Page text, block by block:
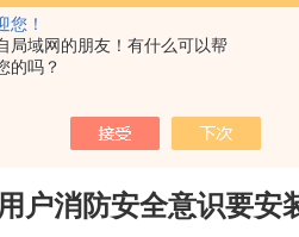
您！
局域网的朋友！有什么可以帮
的吗？
您的位置：
户消防安全意识要安